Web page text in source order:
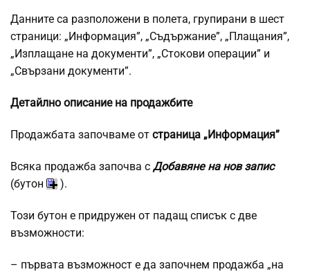
Данните са разположени в полета, групирани в шест
страници: „Информация”, „Съдържание”, „Плащания”,
„Изплащане на документи”, „Стокови операции” и
„Свързани документи”.
Детайлно описание на продажбите
Продажбата започваме от страница „Информация”
Всяка продажба започва с Добавяне на нов запис
(бутон
).
Този бутон е придружен от падащ списък с две
възможности:
– първата възможност е да започнем продажба „на